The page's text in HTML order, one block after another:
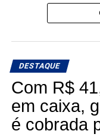
a Assembleia
política construída
estímulo para
durante a
“Recebo
trabalhando.
DESTAQUE
Com R$
em caixa,
é cobrada